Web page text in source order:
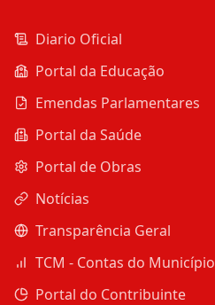
Diario Oficial
Portal da Educação
Emendas Parlamentares
Portal da Saúde
Portal de Obras
Notícias
Transparência Geral
TCM - Contas do Município
Portal do Contribuinte